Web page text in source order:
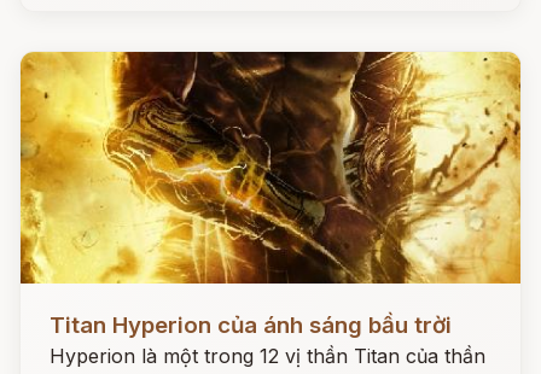
Titan Hyperion của ánh sáng bầu trời
Hyperion là một trong 12 vị thần Titan của thần